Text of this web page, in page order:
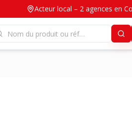
Acteur local – 2 agences en